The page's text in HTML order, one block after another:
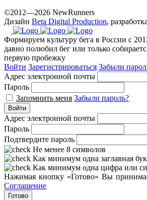
©2012—2026 NewRunners
Дизайн Beta Digital Production, разработка
Формируем культуру бега в России с
давно полюбил бег или только
первую пробежку
Войти Зарегистрироваться Забыли
Адрес электронной почты
Пароль
Запомнить меня Забыли пароль?
Войти
Адрес электронной почты
Пароль
Подтвердите пароль
Не менее 8 символов
Как минимум одна заглавная
Как минимум одна цифра или
Нажимая кнопку «Готово» Вы
Соглашение
Готово